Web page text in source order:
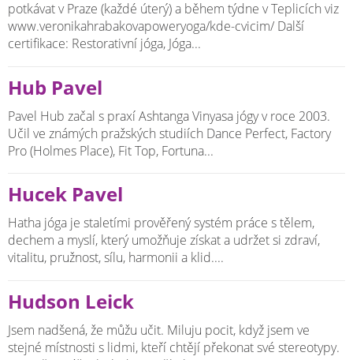
potkávat v Praze (každé úterý) a během týdne v Teplicích viz
www.veronikahrabakovapoweryoga/kde-cvicim/ Další
certifikace: Restorativní jóga, Jóga...
Hub Pavel
Pavel Hub začal s praxí Ashtanga Vinyasa jógy v roce 2003.
Učil ve známých pražských studiích Dance Perfect, Factory
Pro (Holmes Place), Fit Top, Fortuna...
Hucek Pavel
Hatha jóga je staletími prověřený systém práce s tělem,
dechem a myslí, který umožňuje získat a udržet si zdraví,
vitalitu, pružnost, sílu, harmonii a klid....
Hudson Leick
Jsem nadšená, že můžu učit. Miluju pocit, když jsem ve
stejné místnosti s lidmi, kteří chtějí překonat své stereotypy.